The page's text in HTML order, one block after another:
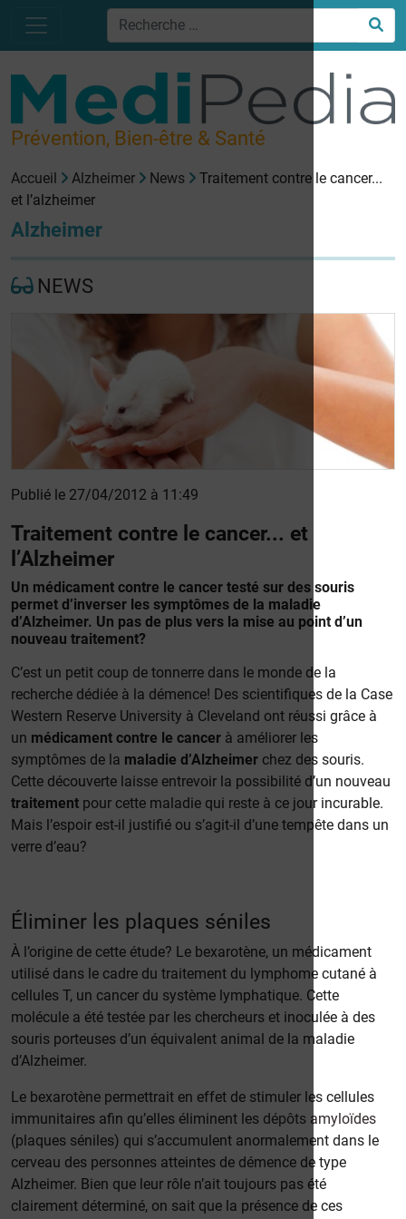
Prévention, Bien-être & Santé
Accueil Alzheimer News
Traitement contre le cancer...
et l’alzheimer
Alzheimer
NEWS
Publié le 27/04/2012 à 11:49
Traitement contre le cancer... et
l’Alzheimer
Un médicament contre le cancer testé sur des souris
permet d’inverser les symptômes de la maladie
d’Alzheimer. Un pas de plus vers la mise au point d’un
nouveau traitement?
C’est un petit coup de tonnerre dans le monde de la
recherche dédiée à la démence! Des scientifiques de la Case
Western Reserve University à Cleveland ont réussi grâce à
un médicament contre le cancer à améliorer les
symptômes de la maladie d’Alzheimer chez des souris.
Cette découverte laisse entrevoir la possibilité d’un nouveau
traitement pour cette maladie qui reste à ce jour incurable.
Mais l’espoir est-il justifié ou s’agit-il d’une tempête dans un
verre d’eau?
Éliminer les plaques séniles
À l’origine de cette étude? Le bexarotène, un médicament
utilisé dans le cadre du traitement du lymphome cutané à
cellules T, un cancer du système lymphatique. Cette
molécule a été testée par les chercheurs et inoculée à des
souris porteuses d’un équivalent animal de la maladie
d’Alzheimer.
Le bexarotène permettrait en effet de stimuler les cellules
immunitaires afin qu’elles éliminent les dépôts amyloïdes
(plaques séniles) qui s’accumulent anormalement dans le
cerveau des personnes atteintes de démence de type
Alzheimer. Bien que leur rôle n’ait toujours pas été
clairement déterminé, on sait que la présence de ces